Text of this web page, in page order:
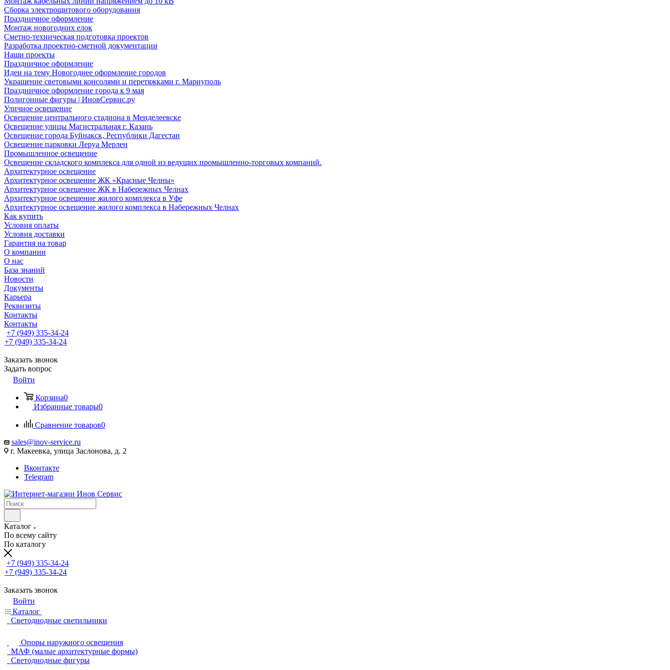
Сборка электрощитового оборудования
Праздничное оформление
Монтаж новогодних елок
Сметно-техническая подготовка проектов
Разработка проектно-сметной документации
Наши проекты
Праздничное оформление
Идеи на тему Новогоднее оформление городов
Украшение световыми консолями и перетяжками г. Мариуполь
Праздничное оформление города к 9 мая
Полигонные фигуры | ИновСервис.ру
Уличное освещение
Освещение центрального стадиона в Менделеевске
Освещение улицы Магистральная г. Казань
Освещение города Буйнакск, Республики Дагестан
Освещение парковки Леруа Мерлен
Промышленное освещение
Освещение складского комплекса для одной из ведущих промышленно-торговых компаний.
Архитектурное освещение
Архитектурное освещение ЖК «Красные Челны»
Архитектурное освещение ЖК в Набережных Челнах
Архитектурное освещение жилого комплекса в Уфе
Архитектурное освещение жилого комплекса в Набережных Челнах
Как купить
Условия оплаты
Условия доставки
Гарантия на товар
О компании
О нас
База знаний
Новости
Документы
Карьера
Реквизиты
Контакты
Контакты
+7 (949) 335-34-24
+7 (949) 335-34-24
Заказать звонок
Задать вопрос
Войти
Корзина0
Избранные товары0
Сравнение товаров0
sales@inov-service.ru
г. Макеевка, улица Заслонова, д. 2
Вконтакте
Telegram
Каталог
По всему сайту
По каталогу
+7 (949) 335-34-24
+7 (949) 335-34-24
Заказать звонок
Войти
Каталог
Светодиодные светильники
Опоры наружного освещения
МАФ (малые архитектурные формы)
Светодиодные фигуры